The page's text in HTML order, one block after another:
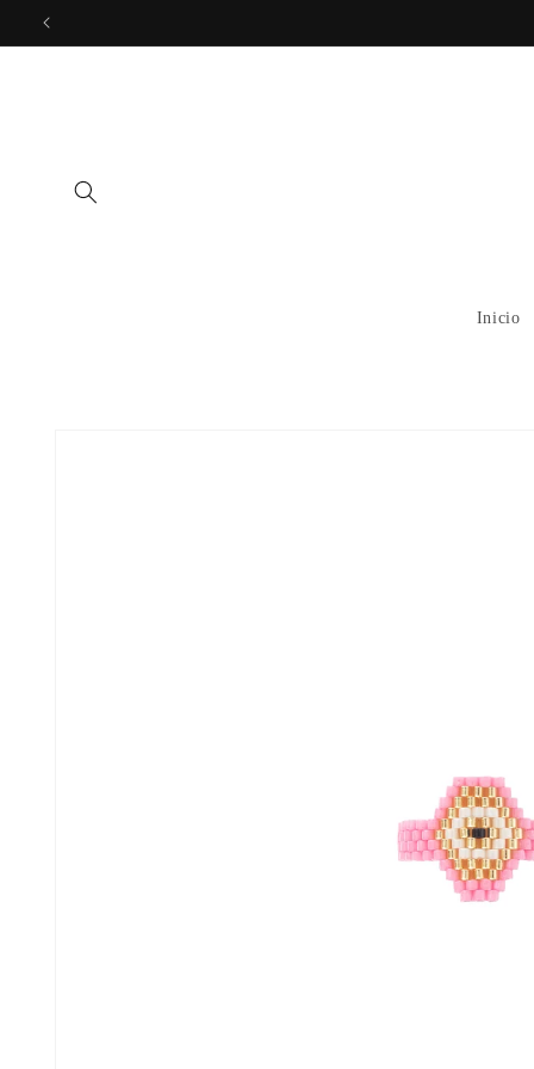
Skip to
Inicio